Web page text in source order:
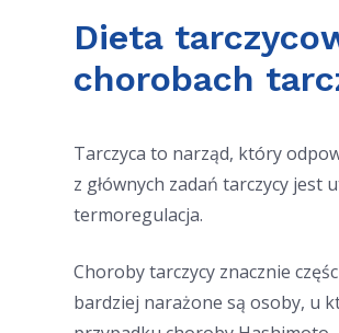
Dieta
chorobach
Tarczyca to narząd, który
z głównych zadań tarczycy
termoregulacja.
Choroby tarczycy znacznie
bardziej narażone są osoby, u